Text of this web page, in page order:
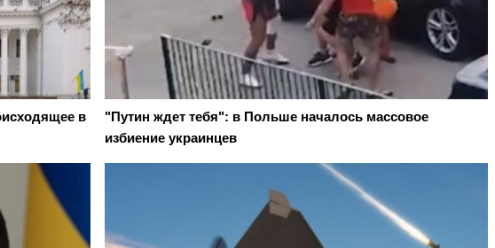
в
"Путин ждет тебя": в Польше началось массовое
избиение украинцев